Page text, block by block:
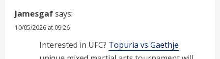
Jamesgafsays:
10/05/2026 at 09:26
Interested in UFC? Topuria vs Gaethje